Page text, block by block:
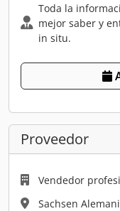
Toda la
mejor saber y
in situ.
Proveedor
Vendedor
Sachsen